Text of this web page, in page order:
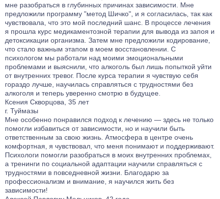
мне разобраться в глубинных причинах зависимости. Мне
предложили программу "метод Шичко", и я согласилась, так как
чувствовала, что это мой последний шанс. В процессе лечения
я прошла курс медикаментозной терапии для вывода из запоя и
детоксикации организма. Затем мне предложили кодирование,
что стало важным этапом в моем восстановлении. С
психологом мы работали над моими эмоциональными
проблемами и выяснили, что алкоголь был лишь попыткой уйти
от внутренних тревог. После курса терапии я чувствую себя
гораздо лучше, научилась справляться с трудностями без
алкоголя и теперь уверенно смотрю в будущее.
Ксения Скворцова, 35 лет
г. Туймазы
Мне особенно понравился подход к лечению — здесь не только
помогли избавиться от зависимости, но и научили быть
ответственным за свою жизнь. Атмосфера в центре очень
комфортная, я чувствовал, что меня понимают и поддерживают.
Психологи помогли разобраться в моих внутренних проблемах,
а тренинги по социальной адаптации научили справляться с
трудностями в повседневной жизни. Благодарю за
профессионализм и внимание, я научился жить без
зависимости!